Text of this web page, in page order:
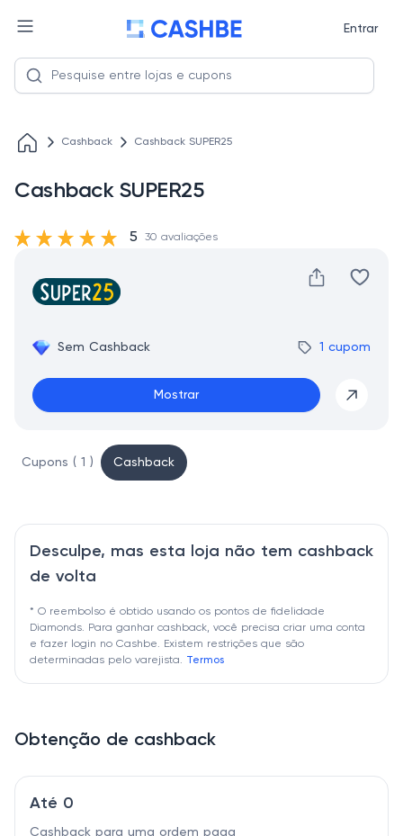
Entrar
Cashback Cashback SUPER25
Cashback SUPER25
Sem Cashback 1 cupom
Mostrar
5 30 avaliações
Cupons ( 1 ) Cashback
Desculpe, mas esta loja não tem cashback
de volta
* O reembolso é obtido usando os pontos de fidelidade
Diamonds. Para ganhar cashback, você precisa criar uma conta
e fazer login no Cashbe. Existem restrições que são
determinadas pelo varejista. Termos
Obtenção de cashback
Até 0
Cashback para uma ordem paga